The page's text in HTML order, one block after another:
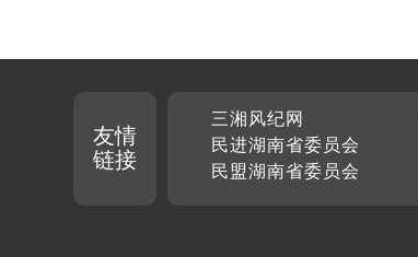
友情
链接
三湘风纪网
民进湖南省委员会
民盟湖南省委员会